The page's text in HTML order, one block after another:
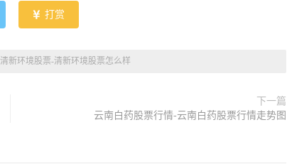
打赏
清新环境股票-清新环境股票怎么样
下一篇
云南白药股票行情-云南白药股票行情走势图